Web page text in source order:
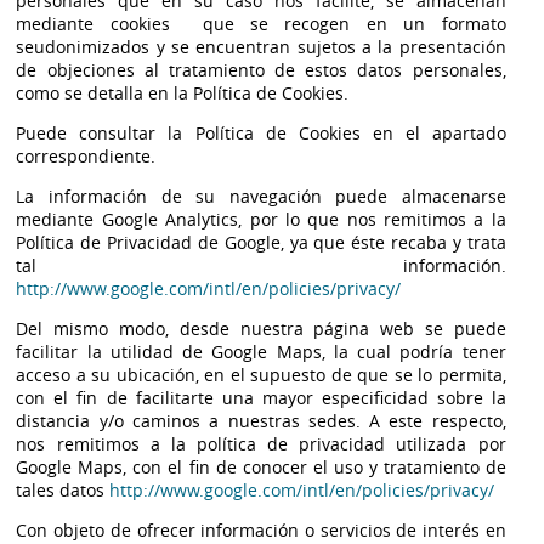
mediante cookies que se recogen en un formato
seudonimizados y se encuentran sujetos a la presentación
de objeciones al tratamiento de estos datos personales,
como se detalla en la Política de Cookies.
Puede consultar la Política de Cookies en el apartado
correspondiente.
La información de su navegación puede almacenarse
mediante Google Analytics, por lo que nos remitimos a la
Política de Privacidad de Google, ya que éste recaba y trata
tal información.
http://www.google.com/intl/en/policies/privacy/
Del mismo modo, desde nuestra página web se puede
facilitar la utilidad de Google Maps, la cual podría tener
acceso a su ubicación, en el supuesto de que se lo permita,
con el fin de facilitarte una mayor especificidad sobre la
distancia y/o caminos a nuestras sedes. A este respecto,
nos remitimos a la política de privacidad utilizada por
Google Maps, con el fin de conocer el uso y tratamiento de
tales datos http://www.google.com/intl/en/policies/privacy/
Con objeto de ofrecer información o servicios de interés en